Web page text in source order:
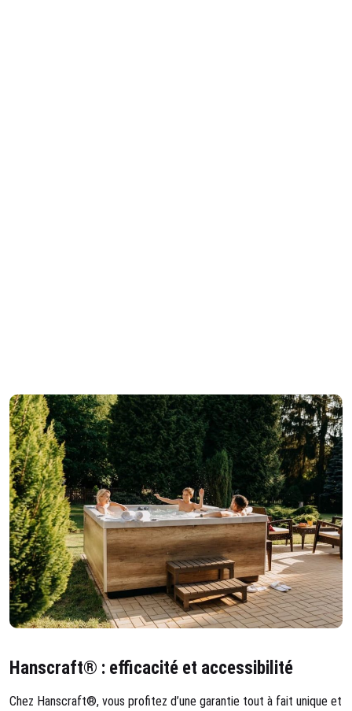
Hanscraft® : efficacité et accessibilité
Chez Hanscraft®, vous profitez d’une garantie tout à fait unique et